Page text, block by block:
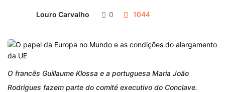
Louro Carvalho 0 1044
O francês Guillaume Klossa e a portuguesa Maria João
Rodrigues fazem parte do comité executivo do Conclave.